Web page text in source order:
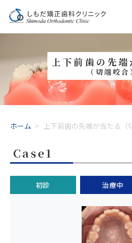
上下前歯の先端
（切端咬合
ホーム > 上下前歯の先端が当たる（
Case1
初診 治療中